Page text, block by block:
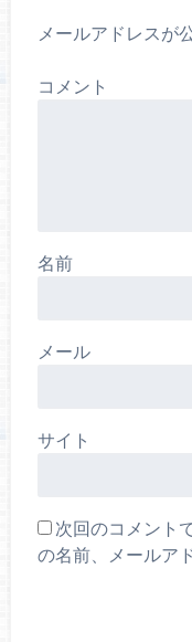
メールアドレスが
コメント
名前
メール
サイト
次回のコメント
の名前、メールア